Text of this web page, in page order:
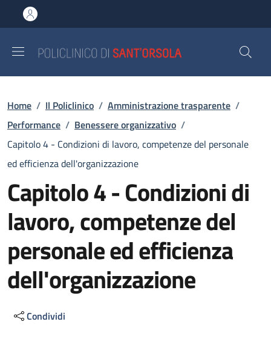
al contenuto principale
to footer content
Briciole di pane
Home / Il Policlinico / Amministrazione trasparente /
Performance / Benessere organizzativo /
Capitolo 4 - Condizioni di lavoro, competenze del personale
ed efficienza dell'organizzazione
Capitolo 4 - Condizioni di
lavoro, competenze del
personale ed efficienza
dell'organizzazione
Condividi